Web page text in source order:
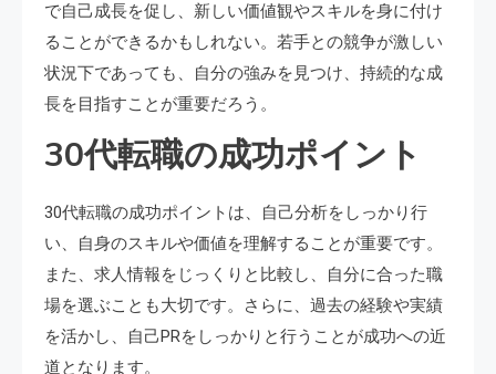
で自己成長を促し、新しい価値観やスキルを身に付け
ることができるかもしれない。若手との競争が激しい
状況下であっても、自分の強みを見つけ、持続的な成
長を目指すことが重要だろう。
30代転職の成功ポイント
30代転職の成功ポイントは、自己分析をしっかり行
い、自身のスキルや価値を理解することが重要です。
また、求人情報をじっくりと比較し、自分に合った職
場を選ぶことも大切です。さらに、過去の経験や実績
を活かし、自己PRをしっかりと行うことが成功への近
道となります。